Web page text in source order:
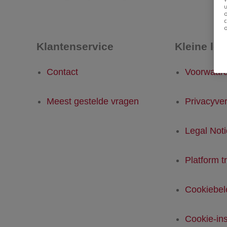
Klantenservice
Contact
Meest gestelde vragen
Kleine
Legal
Platform
Cookie-